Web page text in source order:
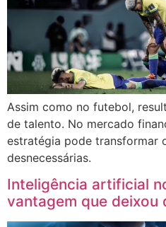
Assim como no futebol,
de talento. No mercado
estratégia pode transformar
desnecessárias.
Inteligência artificial
vantagem que deixou